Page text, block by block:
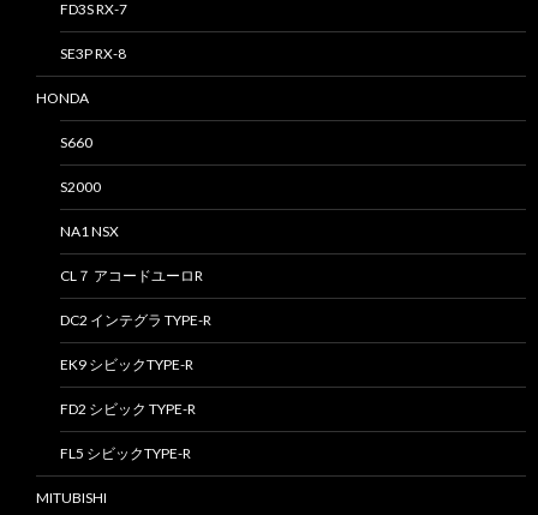
FD3S RX-7
SE3P RX-8
HONDA
S660
S2000
NA1 NSX
CL７ アコードユーロR
DC2 インテグラ TYPE-R
EK9 シビックTYPE-R
FD2 シビック TYPE-R
FL5 シビックTYPE-R
MITUBISHI